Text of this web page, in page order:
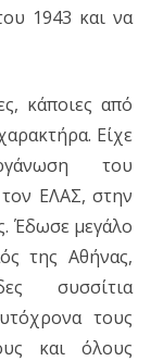
1943 και να
κάποιες από
Είχε
του
ΕΛΑΣ, στην
Έδωσε μεγάλο
της Αθήνας,
συσσίτια
τους
και όλους